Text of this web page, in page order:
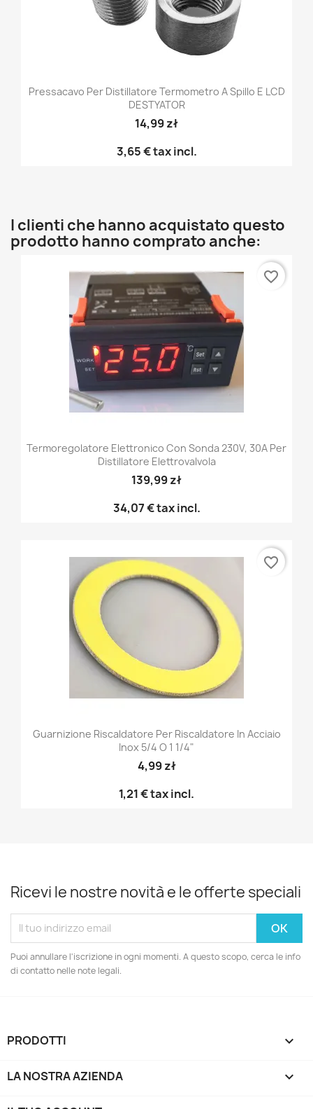
Pressacavo Per Distillatore Termometro A Spillo E LCD
DESTYATOR
14,99 zł
3,65 €tax incl.
I clienti che hanno acquistato questo
prodotto hanno comprato anche:
Termoregolatore Elettronico Con Sonda 230V, 30A Per
Distillatore Elettrovalvola
139,99 zł
34,07 €tax incl.
favorite_border
Guarnizione Riscaldatore Per Riscaldatore In Acciaio
Inox 5/4 O 1 1/4"
4,99 zł
1,21 €tax incl.
favorite_border
Ricevi le nostre novità e le offerte speciali
Puoi annullare l'iscrizione in ogni momenti. A questo scopo, cerca le info
di contatto nelle note legali.
PRODOTTI 
LA NOSTRA AZIENDA 